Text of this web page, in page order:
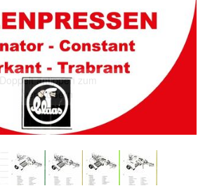
Doppelt antippen zum
vergrößern